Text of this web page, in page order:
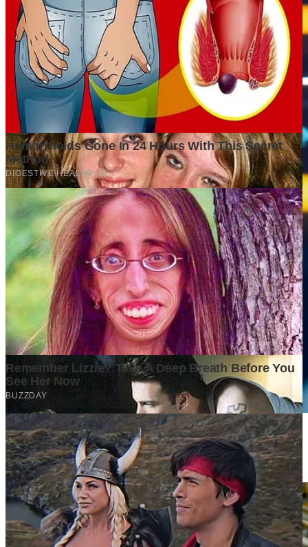
Persaingan Bisnis Makin Ketat, Analisis Awal Menjadi Penentu
Keberhasilan
1 month ago